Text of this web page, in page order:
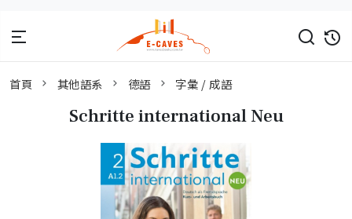
首頁 其他語系 德語 字彙 / 成語
Schritte international Neu